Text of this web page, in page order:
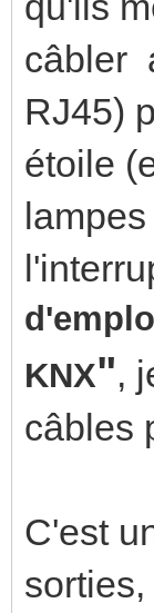
câbler
RJ45)
étoile
KNX",
câbles
C'est